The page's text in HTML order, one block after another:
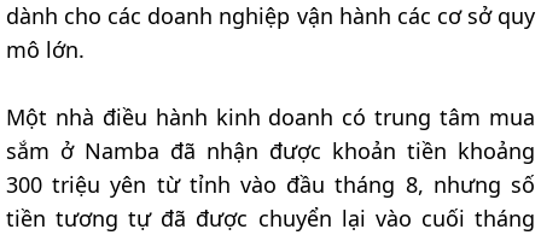
dành cho các doanh nghiệp vận hành các cơ sở quy
mô lớn.
Một nhà điều hành kinh doanh có trung tâm mua
sắm ở Namba đã nhận được khoản tiền khoảng
300 triệu yên từ tỉnh vào đầu tháng 8, nhưng số
tiền tương tự đã được chuyển lại vào cuối tháng